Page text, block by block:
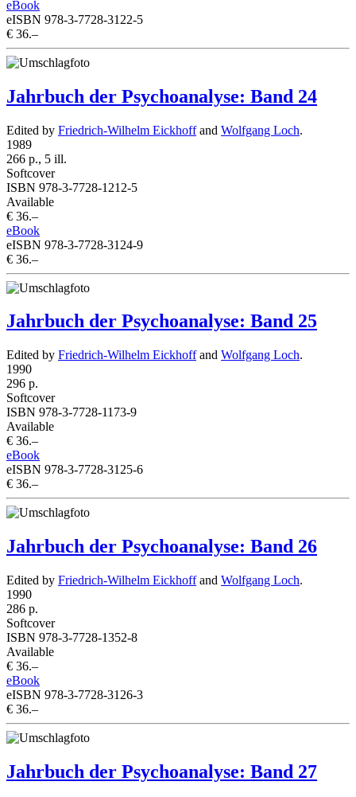
eBook
eISBN 978-3-7728-3122-5
€ 36.–
Jahrbuch der Psychoanalyse: Band 24
Edited by Friedrich-Wilhelm Eickhoffand Wolfgang Loch.
1989
266 p., 5 ill.
Softcover
ISBN 978-3-7728-1212-5
Available
€ 36.–
eBook
eISBN 978-3-7728-3124-9
€ 36.–
Jahrbuch der Psychoanalyse: Band 25
Edited by Friedrich-Wilhelm Eickhoffand Wolfgang Loch.
1990
296 p.
Softcover
ISBN 978-3-7728-1173-9
Available
€ 36.–
eBook
eISBN 978-3-7728-3125-6
€ 36.–
Jahrbuch der Psychoanalyse: Band 26
Edited by Friedrich-Wilhelm Eickhoffand Wolfgang Loch.
1990
286 p.
Softcover
ISBN 978-3-7728-1352-8
Available
€ 36.–
eBook
eISBN 978-3-7728-3126-3
€ 36.–
Jahrbuch der Psychoanalyse: Band 27